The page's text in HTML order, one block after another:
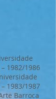
1982/1986
1983/1987
Barroca